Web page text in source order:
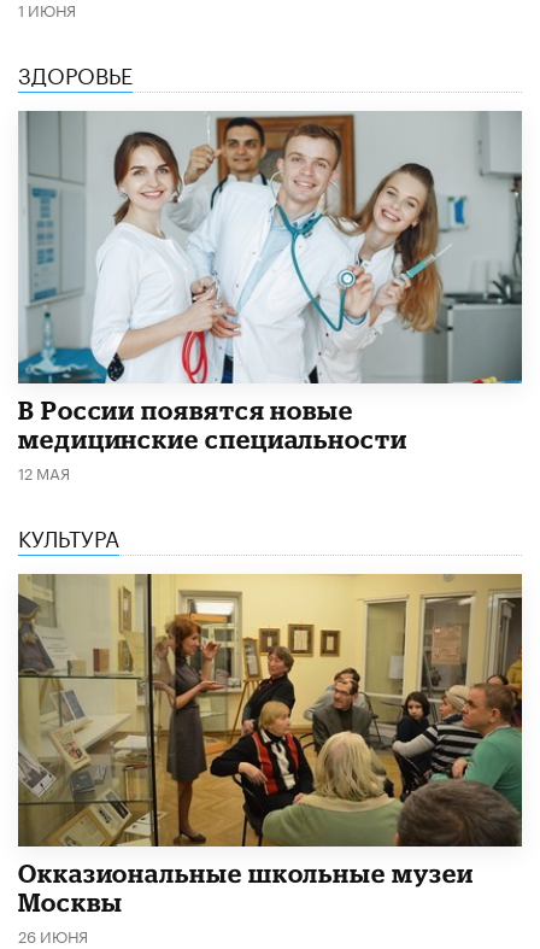
1 ИЮНЯ
ЗДОРОВЬЕ
В России появятся новые
медицинские специальности
12 МАЯ
КУЛЬТУРА
​Окказиональные школьные музеи
Москвы
26 ИЮНЯ